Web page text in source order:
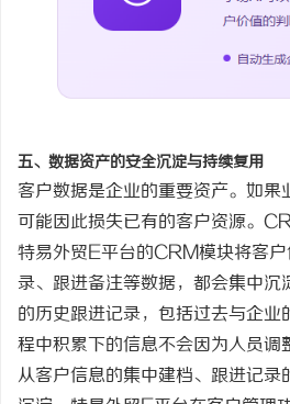
五、数据资产的安全沉淀与持续复用
客户数据是企业的重要资产。如
可能因此损失已有的客户资源。
特易外贸E平台的CRM模块将客
录、跟进备注等数据，都会集中
的历史跟进记录，包括过去与企
程中积累下的信息不会因为人员
从客户信息的集中建档、跟进记